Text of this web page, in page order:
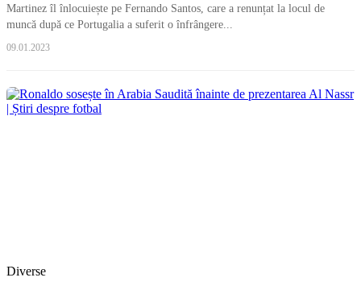
Martinez îl înlocuiește pe Fernando Santos, care a renunțat la locul de
muncă după ce Portugalia a suferit o înfrângere...
09.01.2023
Diverse